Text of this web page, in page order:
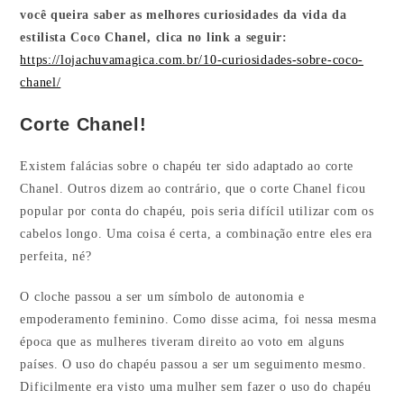
você queira saber as melhores curiosidades da vida da
estilista Coco Chanel, clica no link a seguir:
https://lojachuvamagica.com.br/10-curiosidades-sobre-coco-
chanel/
Corte Chanel!
Existem falácias sobre o chapéu ter sido adaptado ao corte
Chanel. Outros dizem ao contrário, que o corte Chanel ficou
popular por conta do chapéu, pois seria difícil utilizar com os
cabelos longo. Uma coisa é certa, a combinação entre eles era
perfeita, né?
O cloche passou a ser um símbolo de autonomia e
empoderamento feminino. Como disse acima, foi nessa mesma
época que as mulheres tiveram direito ao voto em alguns
países. O uso do chapéu passou a ser um seguimento mesmo.
Dificilmente era visto uma mulher sem fazer o uso do chapéu